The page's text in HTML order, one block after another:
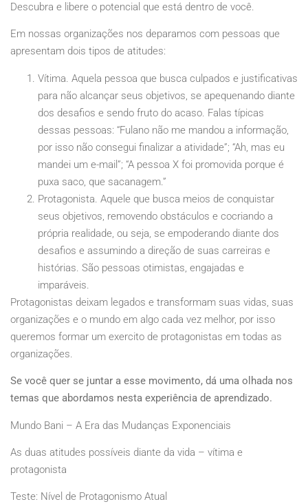
Descubra e libere o potencial que está dentro de você.
Em nossas organizações nos deparamos com pessoas que
apresentam dois tipos de atitudes:
Vítima. Aquela pessoa que busca culpados e justificativas
para não alcançar seus objetivos, se apequenando diante
dos desafios e sendo fruto do acaso. Falas típicas
dessas pessoas: “Fulano não me mandou a informação,
por isso não consegui finalizar a atividade”; “Ah, mas eu
mandei um e-mail”; “A pessoa X foi promovida porque é
puxa saco, que sacanagem.”
Protagonista. Aquele que busca meios de conquistar
seus objetivos, removendo obstáculos e cocriando a
própria realidade, ou seja, se empoderando diante dos
desafios e assumindo a direção de suas carreiras e
histórias. São pessoas otimistas, engajadas e
imparáveis.
Protagonistas deixam legados e transformam suas vidas, suas
organizações e o mundo em algo cada vez melhor, por isso
queremos formar um exercito de protagonistas em todas as
organizações.
Se você quer se juntar a esse movimento, dá uma olhada nos
temas que abordamos nesta experiência de aprendizado.
Mundo Bani – A Era das Mudanças Exponenciais
As duas atitudes possíveis diante da vida – vítima e
protagonista
Teste: Nível de Protagonismo Atual